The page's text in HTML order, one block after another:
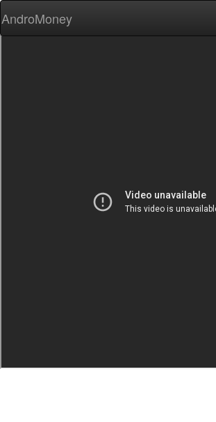
AndroMoney